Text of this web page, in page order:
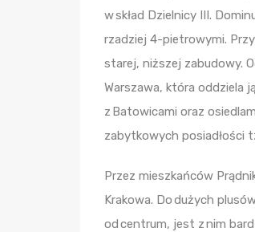
w skład Dzielnicy III.
rzadziej 4-pietrowymi.
starej, niższej zabudowy.
Warszawa, która oddziela
z Batowicami oraz
zabytkowych posiadłości
Przez mieszkańców
Krakowa. Do dużych
od centrum, jest z nim